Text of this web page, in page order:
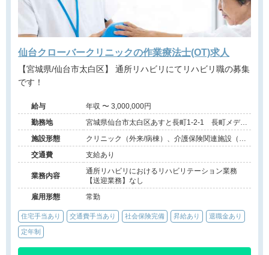
仙台クローバークリニックの作業療法士(OT)求人
【宮城県/仙台市太白区】 通所リハビリにてリハビリ職の募集
です！
給与
年収 〜 3,000,000円
勤務地
宮城県仙台市太白区あすと長町1-2-1 長町メディ
カルプラザ3F
施設形態
クリニック（外来/病棟）、介護保険関連施設（デ
イケア/訪問看護・リハ）
交通費 支給あり
業務内容
通所リハビリにおけるリハビリテーション業務
【送迎業務】なし
雇用形態
常勤
住宅手当あり 交通費手当あり 社会保険完備 昇給あり 退職金あり
定年制